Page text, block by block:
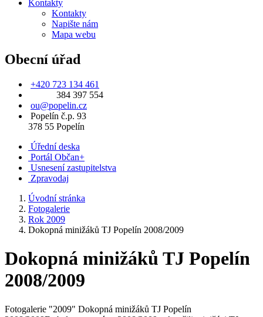
Kontakty
Kontakty
Napište nám
Mapa webu
Obecní úřad
+420 723 134 461
384 397 554
ou@popelin.cz
Popelín č.p. 93
378 55 Popelín
Úřední deska
Portál Občan+
Usnesení zastupitelstva
Zpravodaj
Úvodní stránka
Fotogalerie
Rok 2009
Dokopná minižáků TJ Popelín 2008/2009
Dokopná minižáků TJ Popelín
2008/2009
Fotogalerie "2009" Dokopná minižáků TJ Popelín